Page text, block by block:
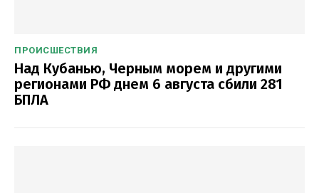
ПРОИСШЕСТВИЯ
Над Кубанью, Черным морем и другими
регионами РФ днем 6 августа сбили 281
БПЛА